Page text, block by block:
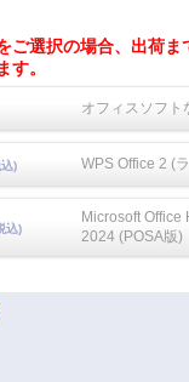
ご選択の場合、出荷ま
す。
オフィスソフト
込) WPS Office 2 (
込)
Microsoft Office
2024 (POSA版)